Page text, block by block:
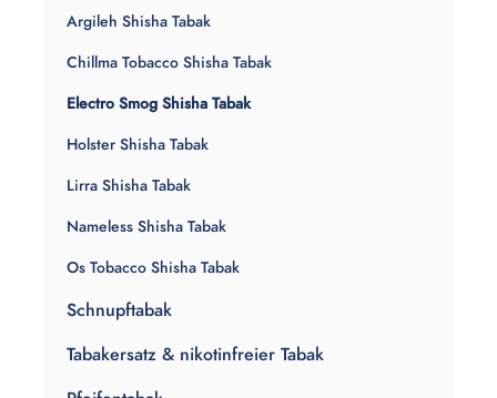
Argileh Shisha Tabak
Chillma Tobacco Shisha Tabak
Electro Smog Shisha Tabak
Holster Shisha Tabak
Lirra Shisha Tabak
Nameless Shisha Tabak
Os Tobacco Shisha Tabak
Schnupftabak
Tabakersatz & nikotinfreier Tabak